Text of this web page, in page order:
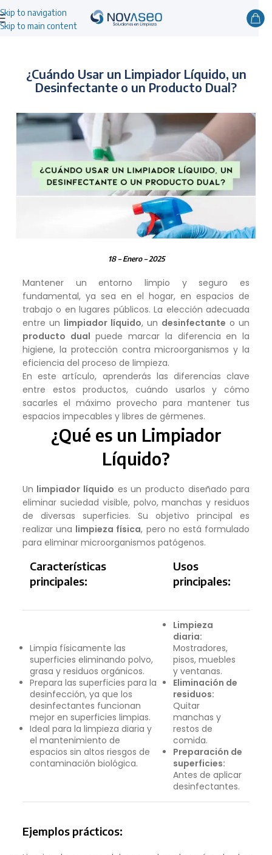
Skip to navigation
Skip to main content
¿Cuándo Usar un Limpiador Líquido, un
Desinfectante o un Producto Dual?
18 – Enero – 2025
Mantener un entorno limpio y seguro es
fundamental, ya sea en el hogar, en espacios de
trabajo o en lugares públicos. La elección adecuada
entre un limpiador líquido, un desinfectante o un
producto dual puede marcar la diferencia en la
higiene, la protección contra microorganismos y la
eficiencia del proceso de limpieza.
En este artículo, aprenderás las diferencias clave
entre estos productos, cuándo usarlos y cómo
sacarles el máximo provecho para mantener tus
espacios impecables y libres de gérmenes.
¿Qué es un Limpiador
Líquido?
Un limpiador líquido es un producto diseñado para
eliminar suciedad visible, polvo, manchas y residuos
de diversas superficies. Su objetivo principal es
realizar una limpieza física, pero no está formulado
para eliminar microorganismos patógenos.
Características
principales:
Usos
principales:
Limpia físicamente las
superficies eliminando polvo,
grasa y residuos orgánicos.
Prepara las superficies para la
desinfección, ya que los
desinfectantes funcionan
mejor en superficies limpias.
Ideal para la limpieza diaria y
el mantenimiento de
espacios sin altos riesgos de
contaminación biológica.
Limpieza
diaria:
Mostradores,
pisos, muebles
y ventanas.
Eliminación de
residuos:
Quitar
manchas y
restos de
comida.
Preparación de
superficies:
Antes de aplicar
desinfectantes.
Ejemplos prácticos: